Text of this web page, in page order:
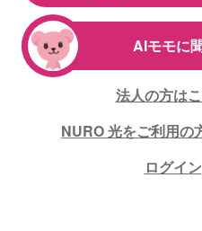
AIモモに
法人の方は
NURO 光をご利用の
ログイン